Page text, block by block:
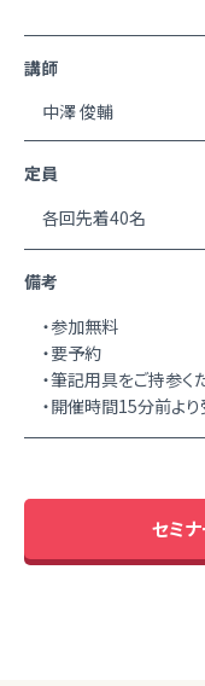
講師
中澤 俊輔
定員
各回先着40名
備考
・参加無料
・要予約
・筆記用具をご持参く
・開催時間15分前より
セミ